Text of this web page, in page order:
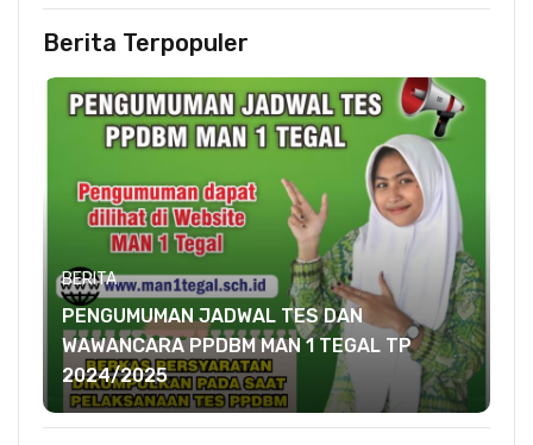
Berita Terpopuler
BERITA
PENGUMUMAN JADWAL TES DAN
WAWANCARA PPDBM MAN 1 TEGAL TP
2024/2025